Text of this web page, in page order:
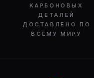
КАРБОНОВЫХ
ДЕТАЛЕЙ
ДОСТАВЛЕНО ПО
ВСЕМУ МИРУ